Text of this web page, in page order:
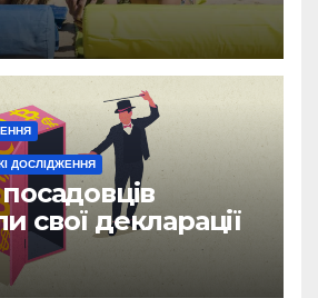
ДОСЛІДЖЕННЯ
свої декларації